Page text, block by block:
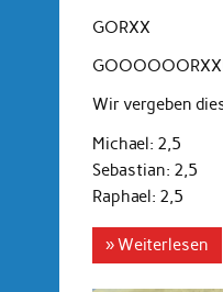
GORXX
Wir vergeben
Michael: 2,5
Sebastian: 2,5
Raphael: 2,5
» Weiterlesen